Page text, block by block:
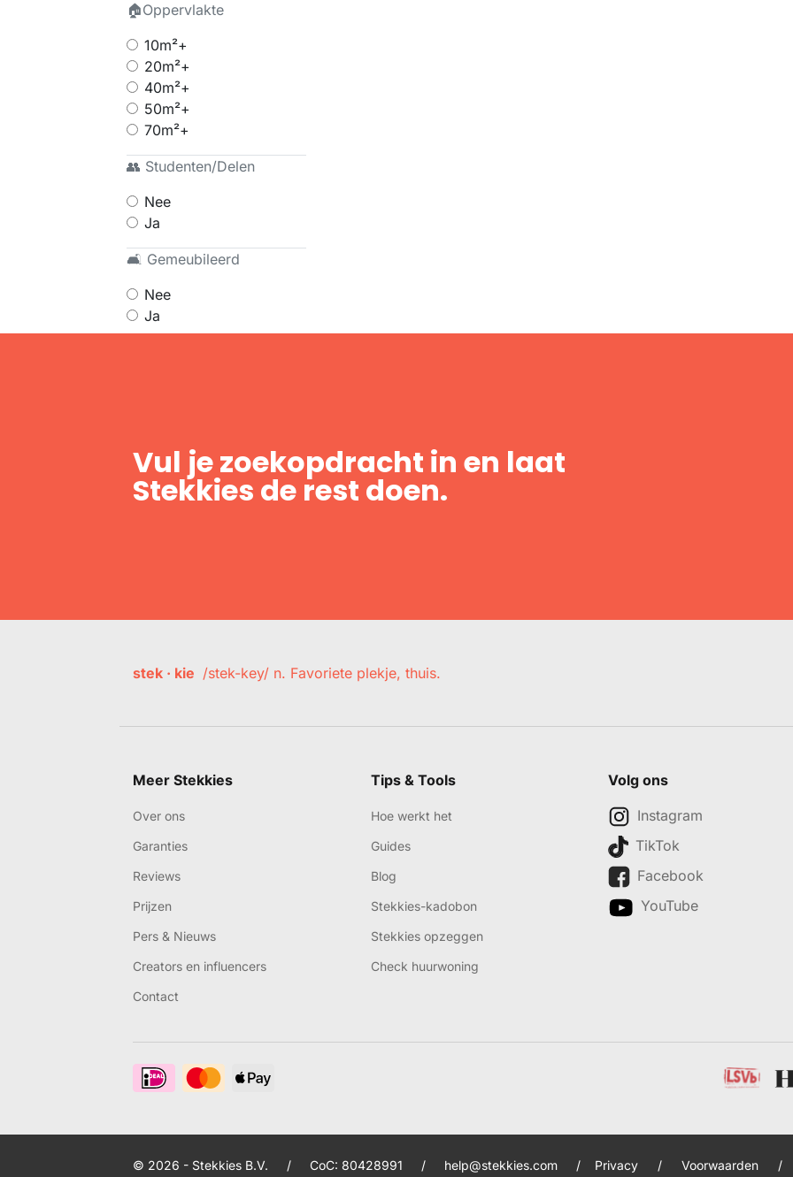
🏠Oppervlakte
10m²+
20m²+
40m²+
50m²+
70m²+
👥 Studenten/Delen
Nee
Ja
🛋 Gemeubileerd
Nee
Ja
Vul je zoekopdracht in en laat
Stekkies de rest doen.
stek · kie /stek-key/ n. Favoriete plekje, thuis.
Meer Stekkies
Over ons
Garanties
Reviews
Prijzen
Pers & Nieuws
Creators en influencers
Contact
Tips & Tools
Hoe werkt het
Guides
Blog
Stekkies-kadobon
Stekkies opzeggen
Check huurwoning
Volg ons
Instagram
TikTok
Facebook
YouTube
© 2026 - Stekkies B.V. / CoC: 80428991 / help@stekkies.com / Privacy / Voorwaarden /